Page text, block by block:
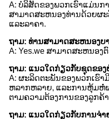
A: ບໍລິສັດຂອງພວກເຮົາແມ່ນກ
ສາມາດສະຫນອງທ່ານດ້ວຍຜ
ແລະລາຄາ.
ຖາມ: ທ່ານສາມາດສະຫນອງບ
A: Yes.we ສາມາດສະຫນອງ
ຖາມ: ແນວໃດກ່ຽວກັບຊຸດຂອງ
A: ຜະລິດຕະພັນຂອງພວກເຮົ
ຫລາກຫລາຍ, ແລະການຫຸ້ມຫໍ່
ຕາມຄວາມຕ້ອງການຂອງລູກຄ້
ຖາມ: ແນວໃດກ່ຽວກັບການຈ່າ